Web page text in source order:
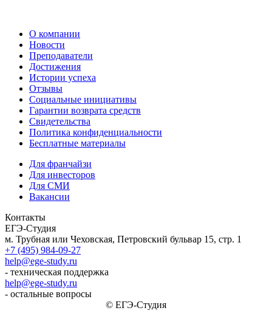
О компании
Новости
Преподаватели
Достижения
Истории успеха
Отзывы
Социальные инициативы
Гарантии возврата средств
Свидетельства
Политика конфиденциальности
Бесплатные материалы
Для франчайзи
Для инвесторов
Для СМИ
Вакансии
Контакты
ЕГЭ-Студия
м. Трубная или Чеховская, Петровский бульвар 15, стр. 1
+7 (495) 984-09-27
help@ege-study.ru
- техническая поддержка
help@ege-study.ru
- остальные вопросы
© ЕГЭ-Студия